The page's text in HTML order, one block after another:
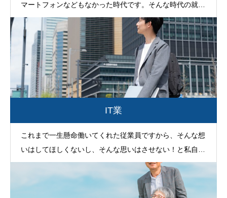
マートフォンなどもなかった時代です。そんな時代の就業
規則が、いまの時代に沿うわけはありません。すぐさま、
就業規則の改定を決意しました。
IT業
これまで一生懸命働いてくれた従業員ですから、そんな想
いはしてほしくないし、そんな思いはさせない！と私自身
は信念をもっておりましたが、それを伝える機会が全くな
かったことに気がついたのです。